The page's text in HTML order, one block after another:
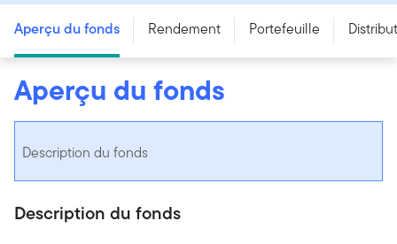
Aperçu du fonds Rendement Portefeuille
Aperçu du fonds
Description du fonds
Description du fonds